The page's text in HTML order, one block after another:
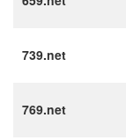
739.net
769.net